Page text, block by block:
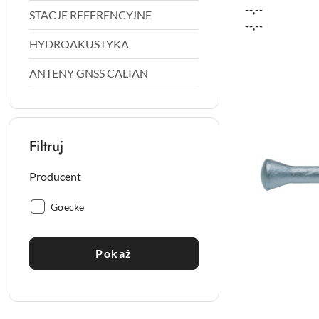
STACJE REFERENCYJNE
HYDROAKUSTYKA
ANTENY GNSS CALIAN
Filtruj
Producent
Producent:
Goecke
Pokaż
Cena:
--,--
Cena:
--,--